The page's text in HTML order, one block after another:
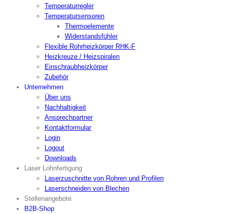
Temperaturregler
Temperatursensoren
Thermoelemente
Widerstandsfühler
Flexible Rohrheizkörper RHK-F
Heizkreuze / Heizspiralen
Einschraubheizkörper
Zubehör
Unternehmen
Über uns
Nachhaltigkeit
Ansprechpartner
Kontaktformular
Login
Logout
Downloads
Laser Lohnfertigung
Laserzuschnitte von Rohren und Profilen
Laserschneiden von Blechen
Stellenangebote
B2B-Shop